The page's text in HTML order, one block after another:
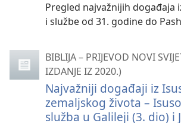
Pregled najvažnijih događaja
i službe od 31. godine do
BIBLIJA – PRIJEVOD NOVI
IZDANJE IZ 2020.)
Najvažniji događaji iz
zemaljskog života –
služba u Galileji (3. dio) i